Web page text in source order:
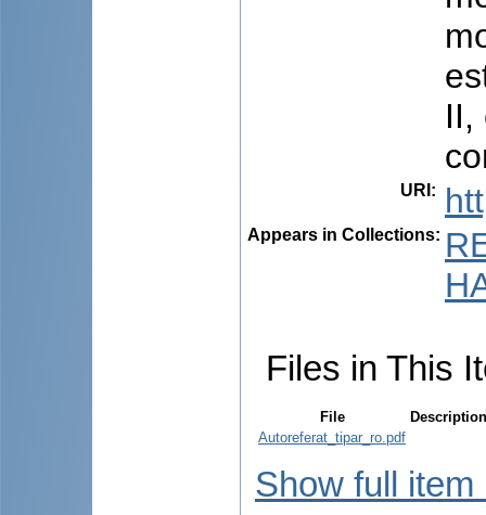
II,
URI :
Appears in Collections:
Files in This
File
Description
Autoreferat_tipar_ro.pdf
Show full item